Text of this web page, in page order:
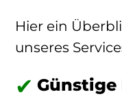
Hier ein
unseres
Günstige